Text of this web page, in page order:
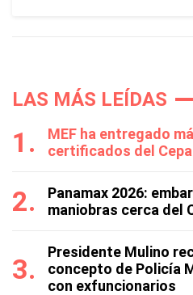
LAS MÁS LEÍDAS
MEF ha entregado
certificados del
Panamax 2026:
maniobras cerca del
Presidente Mulino
concepto de Policía
con exfuncionarios